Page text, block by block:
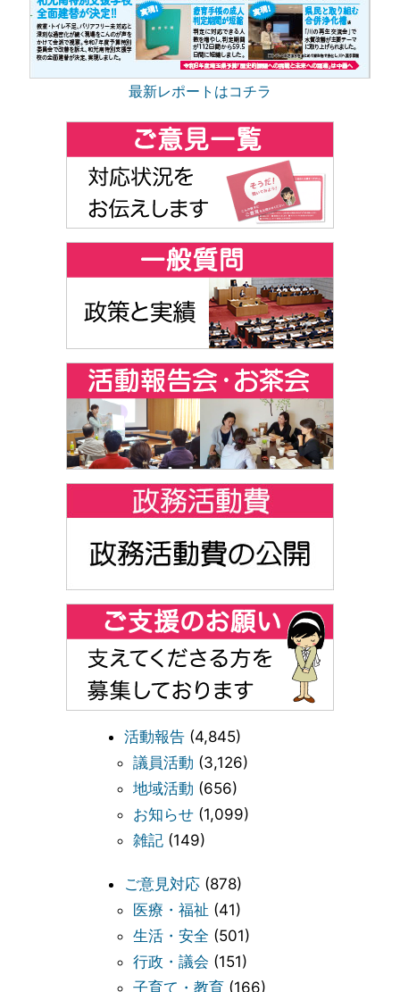
最新レポートはコチラ
活動報告 (4,845)
議員活動 (3,126)
地域活動 (656)
お知らせ (1,099)
雑記 (149)
ご意見対応 (878)
医療・福祉 (41)
生活・安全 (501)
行政・議会 (151)
子育て・教育 (166)